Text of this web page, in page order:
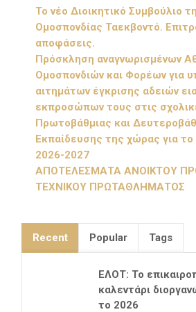
Το νέο Διοικητικό Συμβούλιο
Ομοσπονδίας Ταεκβοντό.
αποφάσεις.
Πρόσκληση αναγνωρισμένων
Ομοσπονδιών και Φορέων για
αιτημάτων έγκρισης αδειών
εκπροσώπων τους στις
Πρωτοβάθμιας και
Εκπαίδευσης της χώρας για το
2026-2027
ΑΠΟΤΕΛΕΣΜΑΤΑ ΑΝΟΙΚΤΟΥ
ΤΕΧΝΙΚΟΥ ΠΡΩΤΑΘΛΗΜΑΤΟΣ
Recent Popular Tags
ΕΛΟΤ: Το
καλεντάρι
το 2026